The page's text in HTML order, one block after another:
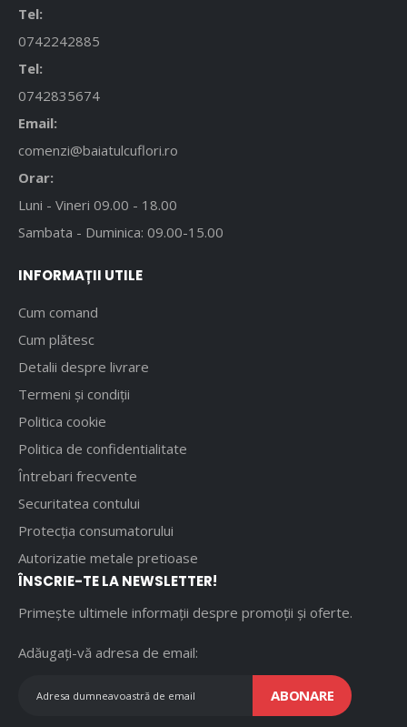
Tel:
0742242885
Tel:
0742835674
Email:
comenzi@baiatulcuflori.ro
Orar:
Luni - Vineri 09.00 - 18.00
Sambata - Duminica: 09.00-15.00
INFORMAȚII UTILE
Cum comand
Cum plătesc
Detalii despre livrare
Termeni și condiții
Politica cookie
Politica de confidentialitate
Întrebari frecvente
Securitatea contului
Protecția consumatorului
Autorizatie metale pretioase
ÎNSCRIE-TE LA NEWSLETTER!
Primește ultimele informații despre promoții și oferte.
Adăugați-vă adresa de email:
ABONARE